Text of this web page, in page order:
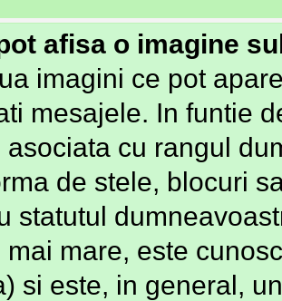
afisa o imagine
imagini ce pot
mesajele. In funtie
asociata cu rangul
de stele, blocuri
statutul
mai mare, este
si este, in general,